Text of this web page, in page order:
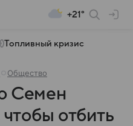
+21°
Топливный кризис
Общество
Семен
отбить